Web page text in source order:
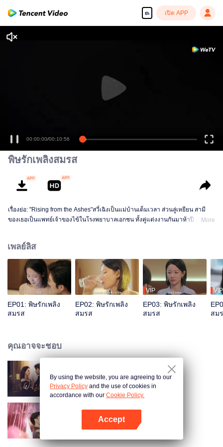
th เปิด APP
00:00:00/00:10:56
พิษรักเพลิงสมรส
เรื่องย่อ: "Rising from the Ashes"สวี่เฉิงเป็นแม่บ้านเต็มเวลา ส่วนลู่เหยียน สามี
ของเธอเป็นแพทย์เจ้าของไข้ในโรงพยาบาลเอกชน ทั้งคู่แต่งงานกันมาห้าปี มี
อื่น แต่แล้วอุบัติเหตุรถยนต์ครั้งหนึ่งก็เปลี่ยนแปลงชีวิตแต่งงานที่ดูเหมือนจะ
สมบูรณ์แบบนี้ไปตลอดกาล ลู่เหยียนรอดชีวิตจากรถตกน้ำเพราะมีคนผ่านมาช่วย
แต่สวี่เฉิงกลับหายตัวไปอย่างไร้ร่องรอย
More
เพลย์ลิส
EP01: พิษรักเพลิง
สมรส
EP02: พิษรักเพลิง
สมรส
VIP
EP03: พิษรักเพลิง
สมรส
VIP
สม
คุณอาจจะชอบ
ปมรักแรงแค้น
รักหวั่นใจยัยภรรยาตัวปลอม
By using the website, you are agreeing to our
Privacy Policy and the use of cookies in
accordance with our Cookie Policy.
Accept